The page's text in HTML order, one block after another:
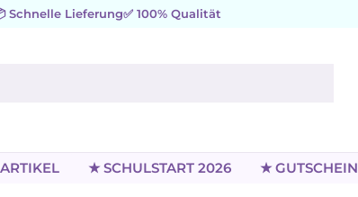
Schnelle Lieferung✅ 100% Qualität
★ SCHULSTART 2026 ★ GUTSCHEIN